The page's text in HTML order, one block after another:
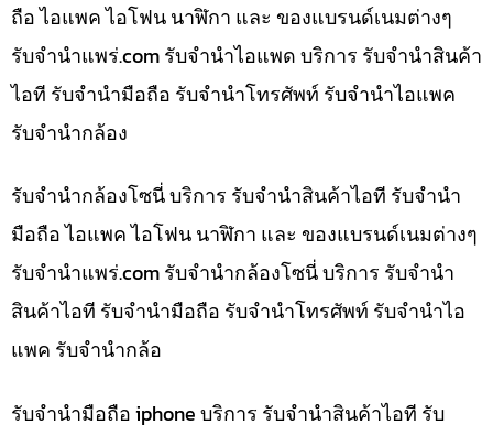
ถือ ไอแพค ไอโฟน นาฬิกา และ ของแบรนด์เนมต่างๆ
รับจํานําแพร่.com รับจำนำไอแพด บริการ รับจำนำสินค้า
ไอที รับจำนำมือถือ รับจำนำโทรศัพท์ รับจำนำไอแพค
รับจำนำกล้อง
รับจำนำกล้องโซนี่ บริการ รับจำนำสินค้าไอที รับจำนำ
มือถือ ไอแพค ไอโฟน นาฬิกา และ ของแบรนด์เนมต่างๆ
รับจํานําแพร่.com รับจำนำกล้องโซนี่ บริการ รับจำนำ
สินค้าไอที รับจำนำมือถือ รับจำนำโทรศัพท์ รับจำนำไอ
แพค รับจำนำกล้อ
รับจำนำมือถือ iphone บริการ รับจำนำสินค้าไอที รับ